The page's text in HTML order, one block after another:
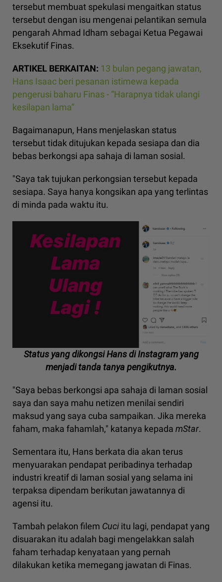
tersebut membuat spekulasi mengaitkan status
tersebut dengan isu mengenai pelantikan semula
pengarah Ahmad Idham sebagai Ketua Pegawai
Eksekutif Finas.
ARTIKEL BERKAITAN: 13 bulan pegang jawatan,
Hans Isaac beri pesanan istimewa kepada
pengerusi baharu Finas - “Harapnya tidak ulangi
kesilapan lama”
Bagaimanapun, Hans menjelaskan status
tersebut tidak ditujukan kepada sesiapa dan dia
bebas berkongsi apa sahaja di laman sosial.
"Saya tak tujukan perkongsian tersebut kepada
sesiapa. Saya hanya kongsikan apa yang terlintas
di minda pada waktu itu.
Status yang dikongsi Hans di Instagram yang
menjadi tanda tanya pengikutnya.
"Saya bebas berkongsi apa sahaja di laman sosial
saya dan saya mahu netizen menilai sendiri
maksud yang saya cuba sampaikan. Jika mereka
faham, maka fahamlah," katanya kepada mStar.
Sementara itu, Hans berkata dia akan terus
menyuarakan pendapat peribadinya terhadap
industri kreatif di laman sosial yang selama ini
terpaksa dipendam berikutan jawatannya di
agensi itu.
Tambah pelakon filem Cuci itu lagi, pendapat yang
disuarakan itu adalah bagi mengelakkan salah
faham terhadap kenyataan yang pernah
dilakukan ketika memegang jawatan di Finas.